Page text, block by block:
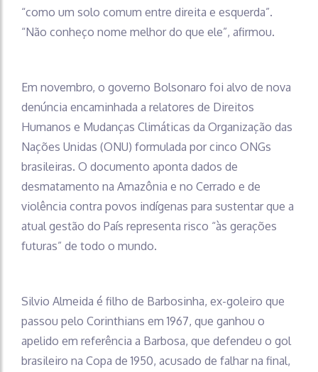
“como um solo comum entre direita e esquerda”.
“Não conheço nome melhor do que ele”, afirmou.
Em novembro, o governo Bolsonaro foi alvo de nova
denúncia encaminhada a relatores de Direitos
Humanos e Mudanças Climáticas da Organização das
Nações Unidas (ONU) formulada por cinco ONGs
brasileiras. O documento aponta dados de
desmatamento na Amazônia e no Cerrado e de
violência contra povos indígenas para sustentar que a
atual gestão do País representa risco “às gerações
futuras” de todo o mundo.
Silvio Almeida é filho de Barbosinha, ex-goleiro que
passou pelo Corinthians em 1967, que ganhou o
apelido em referência a Barbosa, que defendeu o gol
brasileiro na Copa de 1950, acusado de falhar na final,